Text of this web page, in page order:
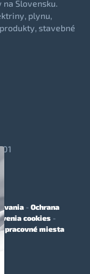
Slovensku.
plynu,
stavebné
- Ochrana
cookies -
pracovné miesta